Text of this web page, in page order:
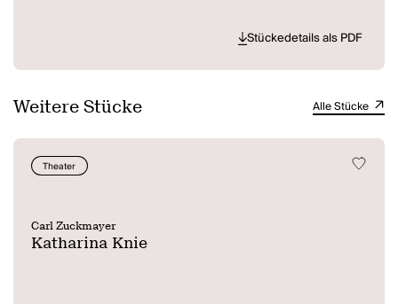
Stückedetails als PDF
Weitere Stücke Alle Stücke
Theater
Carl Zuckmayer
Katharina Knie